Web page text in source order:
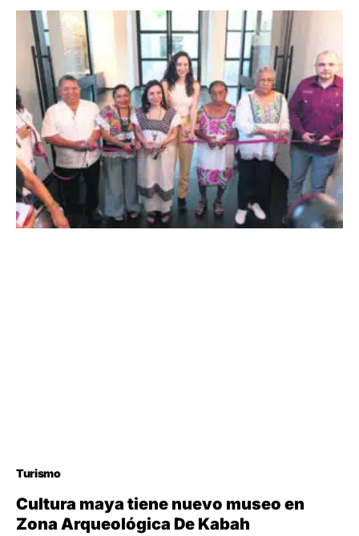
Turismo
Cultura maya tiene nuevo museo en
Zona Arqueológica De Kabah